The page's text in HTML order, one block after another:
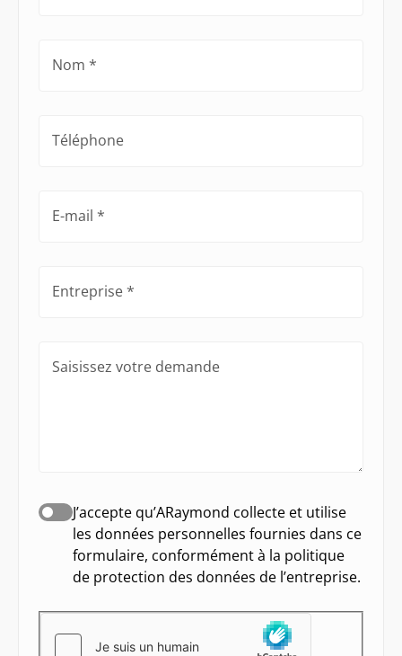
Nom
Téléphone
E-mail
Entreprise
Saisissez votre demande
J’accepte qu’ARaymond collecte et utilise
les données personnelles fournies dans ce
formulaire, conformément à la politique
de protection des données de l’entreprise.